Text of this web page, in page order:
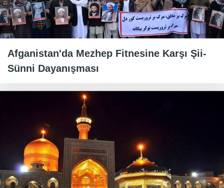
Afganistan'da Mezhep Fitnesine Karşı Şii-
Sünni Dayanışması